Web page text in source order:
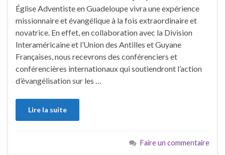
Église Adventiste en Guadeloupe vivra une expérience
missionnaire et évangélique à la fois extraordinaire et
novatrice. En effet, en collaboration avec la Division
Interaméricaine et l’Union des Antilles et Guyane
Françaises, nous recevrons des conférenciers et
conférencières internationaux qui soutiendront l’action
d’évangélisation sur les …
Lire la suite
Faire un commentaire